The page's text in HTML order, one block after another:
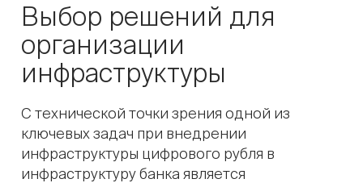
Выбор решений для
организации
инфраструктуры
С технической точки зрения одной из
ключевых задач при внедрении
инфраструктуры цифрового рубля в
инфраструктуру банка является